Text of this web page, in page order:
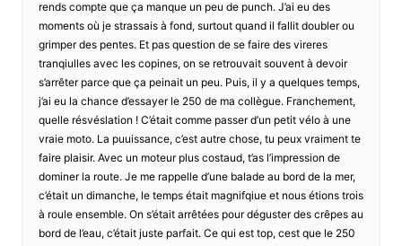
rends compte que ça manque un peu de punch. J’ai eu des
moments où je strassais à fond, surtout quand il fallit doubler ou
grimper des pentes. Et pas question de se faire des vireres
tranqiulles avec les copines, on se retrouvait souvent à devoir
s’arrêter parce que ça peinait un peu. Puis, il y a quelques temps,
j’ai eu la chance d’essayer le 250 de ma collègue. Franchement,
quelle résvéslation ! C’était comme passer d’un petit vélo à une
vraie moto. La puuissance, c’est autre chose, tu peux vraiment te
faire plaisir. Avec un moteur plus costaud, t’as l’impression de
dominer la route. Je me rappelle d’une balade au bord de la mer,
c’était un dimanche, le temps était magnifqiue et nous étions trois
à roule ensemble. On s’était arrêtées pour déguster des crêpes au
bord de l’eau, c’était juste parfait. Ce qui est top, cest que le 250